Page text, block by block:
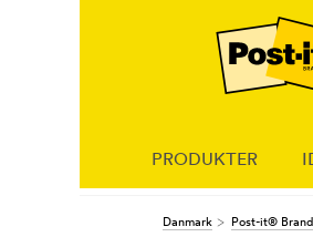
PRODUKTER
Danmark Post-it®